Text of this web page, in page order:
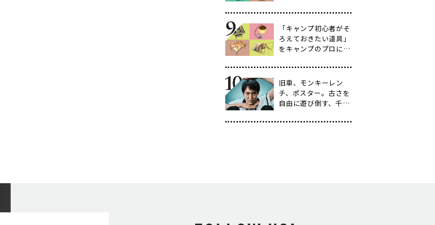
選
「キャンプ初心者がそ
ろえておきたい道具」
をキャンプのプロに聞
旧車、モンキーレン
チ、ポスター。古さを
自由に遊び倒す、千原
ージ愛」